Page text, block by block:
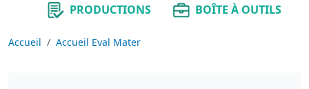
PRODUCTIONS
BOÎTE À OUTILS
Accueil Accueil Eval Mater